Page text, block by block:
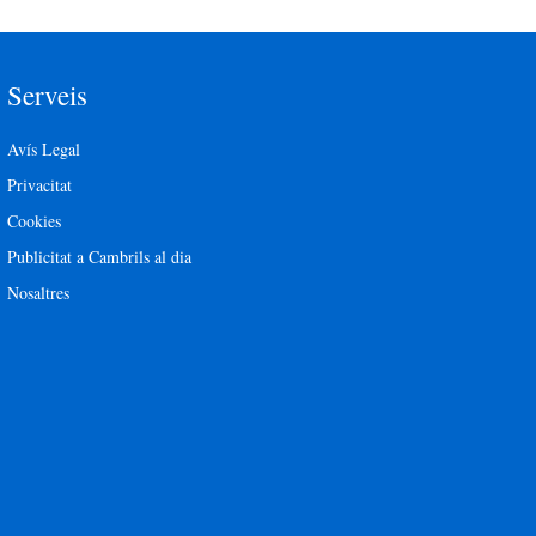
Serveis
Avís Legal
Privacitat
Cookies
Publicitat a Cambrils al dia
Nosaltres